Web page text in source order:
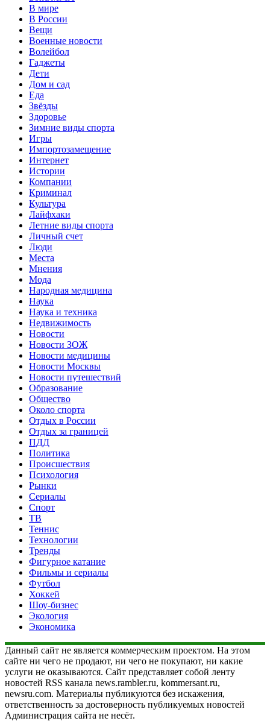
В мире
В России
Вещи
Военные новости
Волейбол
Гаджеты
Дети
Дом и сад
Еда
Звёзды
Здоровье
Зимние виды спорта
Игры
Импортозамещение
Интернет
Истории
Компании
Криминал
Культура
Лайфхаки
Летние виды спорта
Личный счет
Люди
Места
Мнения
Мода
Народная медицина
Наука
Наука и техника
Недвижимость
Новости
Новости ЗОЖ
Новости медицины
Новости Москвы
Новости путешествий
Образование
Общество
Около спорта
Отдых в России
Отдых за границей
ПДД
Политика
Происшествия
Психология
Рынки
Сериалы
Спорт
ТВ
Теннис
Технологии
Тренды
Фигурное катание
Фильмы и сериалы
Футбол
Хоккей
Шоу-бизнес
Экология
Экономика
Данный сайт не является коммерческим проектом. На этом
сайте ни чего не продают, ни чего не покупают, ни какие
услуги не оказываются. Сайт представляет собой ленту
новостей RSS канала news.rambler.ru, kommersant.ru,
newsru.com. Материалы публикуются без искажения,
ответственность за достоверность публикуемых новостей
Администрация сайта не несёт.